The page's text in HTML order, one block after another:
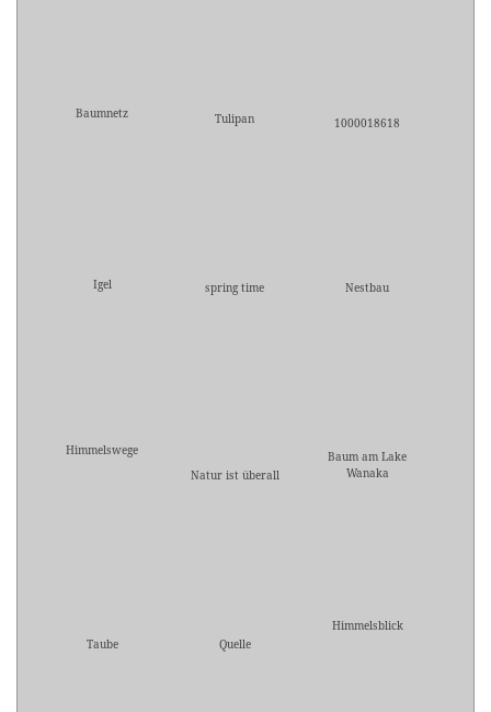
Baumnetz Tulipan 1000018618
Igel spring time Nestbau
Himmelswege
Natur ist überall
Baum am Lake
Wanaka
Taube Quelle
Himmelsblick